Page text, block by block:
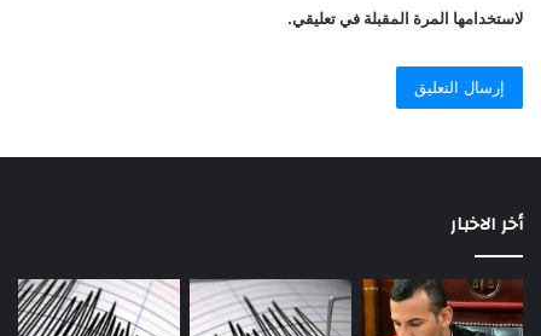
لاستخدامها المرة المقبلة في تعليقي.
أخر الاخبار